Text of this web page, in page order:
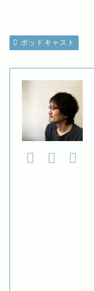
ポッドキャスト